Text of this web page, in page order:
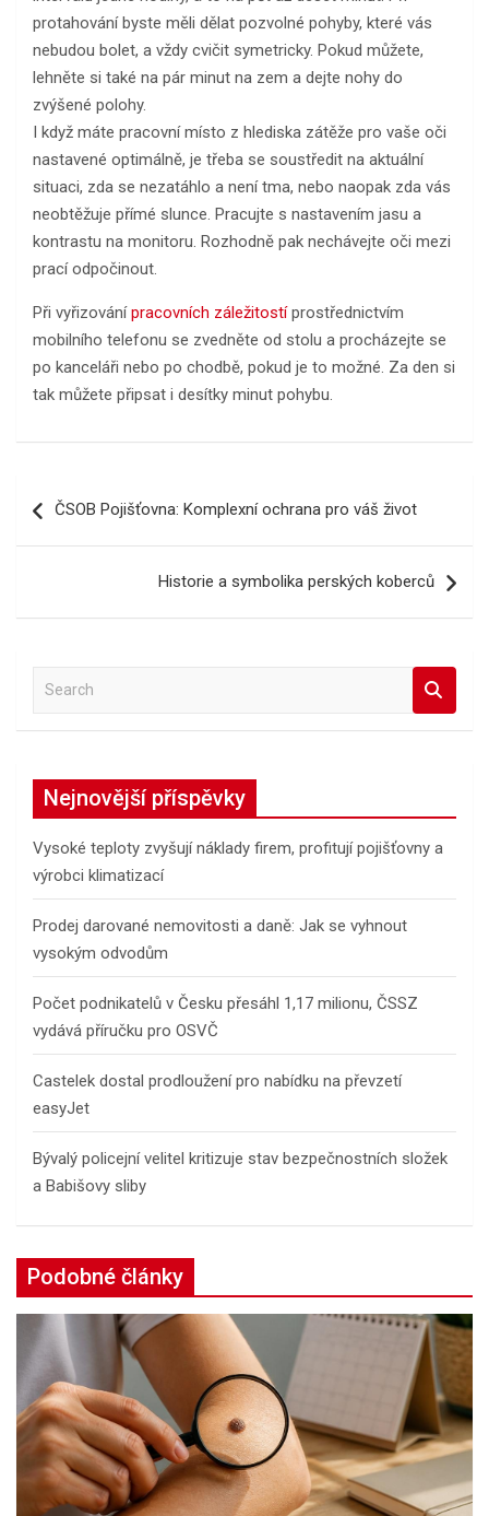
protahování byste měli dělat pozvolné pohyby, které vás
nebudou bolet, a vždy cvičit symetricky. Pokud můžete,
lehněte si také na pár minut na zem a dejte nohy do
zvýšené polohy.
I když máte pracovní místo z hlediska zátěže pro vaše oči
nastavené optimálně, je třeba se soustředit na aktuální
situaci, zda se nezatáhlo a není tma, nebo naopak zda vás
neobtěžuje přímé slunce. Pracujte s nastavením jasu a
kontrastu na monitoru. Rozhodně pak nechávejte oči mezi
prací odpočinout.
Při vyřizovánípracovních záležitostíprostřednictvím
mobilního telefonu se zvedněte od stolu a procházejte se
po kanceláři nebo po chodbě, pokud je to možné. Za den si
tak můžete připsat i desítky minut pohybu.
proČSOB Pojišťovna: Komplexní ochrana pro váš život
Historie a symbolika perských koberců
a
h
Nejnovější příspěvky
Vysoké teploty zvyšují náklady firem, profitují pojišťovny a
výrobci klimatizací
Prodej darované nemovitosti a daně: Jak se vyhnout
vysokým odvodům
Počet podnikatelů v Česku přesáhl 1,17 milionu, ČSSZ
vydává příručku pro OSVČ
Castelek dostal prodloužení pro nabídku na převzetí
easyJet
Bývalý policejní velitel kritizuje stav bezpečnostních složek
a Babišovy sliby
Podobné články